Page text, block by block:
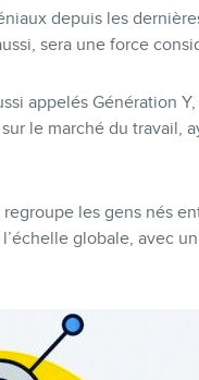
depuis les
sera une force
appelés Génération
le marché du travail,
les gens nés
globale, avec